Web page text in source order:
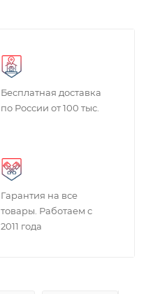
Бесплатная доставка
по России от 100 тыс.
Гарантия на все
товары. Работаем с
2011 года